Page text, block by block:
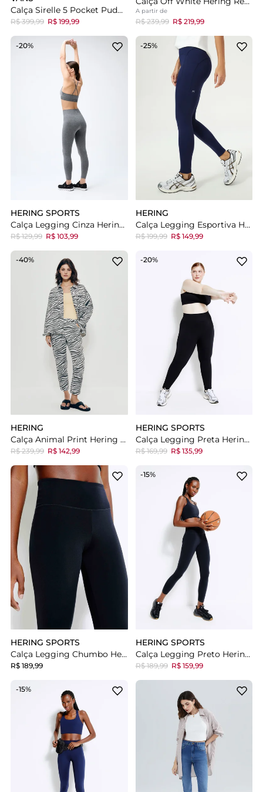
Calça Sirelle 5 Pocket Puddle Upland Light Stonewash
R$ 399,99 R$ 199,99
A partir de
R$ 239,99 R$ 219,99
-20%
HERING SPORTS
Calça Legging Cinza Hering Esportiva Mescla
R$ 129,99 R$ 103,99
-25%
HERING
Calça Legging Esportiva Hering Azul
R$ 199,99 R$ 149,99
-40%
HERING
Calça Animal Print Hering + Livia De Sarja Reta
R$ 239,99 R$ 142,99
-20%
HERING SPORTS
Calça Legging Preta Hering Esportiva Sem Costura
R$ 169,99 R$ 135,99
HERING SPORTS
Calça Legging Chumbo Hering Esportiva Com Fio Lycra
R$ 189,99
-15%
HERING SPORTS
Calça Legging Preto Hering Esportiva Básica
R$ 189,99 R$ 159,99
-15%